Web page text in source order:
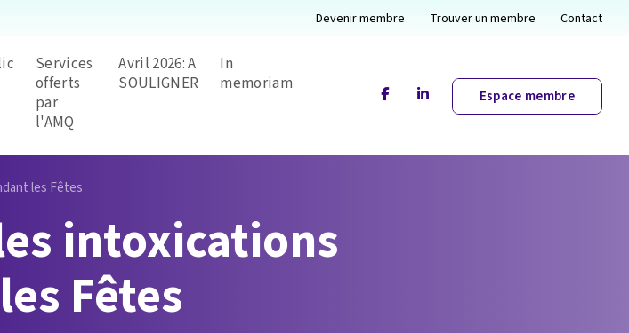
Devenir membre Trouver un membre Contact
Services
offerts
par
l'AMQ
Avril 2026: A
SOULIGNER
In
memoriam
facebooklinkedin Espace membre
les Fêtes
intoxications
Fêtes